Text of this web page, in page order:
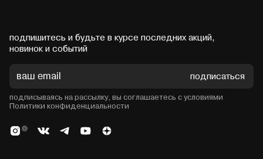
подпишитесь и будьте в курсе последних акций,
новинок и событий
подписаться
подписываясь на рассылку, вы соглашаетесь с условиями
Политики конфиденциальности